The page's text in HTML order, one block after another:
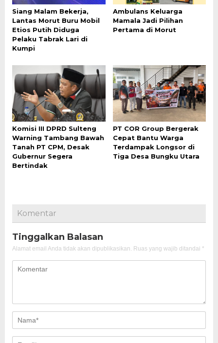
Siang Malam Bekerja,
Lantas Morut Buru Mobil
Etios Putih Diduga
Pelaku Tabrak Lari di
Kumpi
Ambulans Keluarga
Mamala Jadi Pilihan
Pertama di Morut
Komisi III DPRD Sulteng
Warning Tambang Bawah
Tanah PT CPM, Desak
Gubernur Segera
Bertindak
PT COR Group Bergerak
Cepat Bantu Warga
Terdampak Longsor di
Tiga Desa Bungku Utara
Komentar
Tinggalkan Balasan
Alamat email Anda tidak akan dipublikasikan. Ruas yang wajib ditandai *